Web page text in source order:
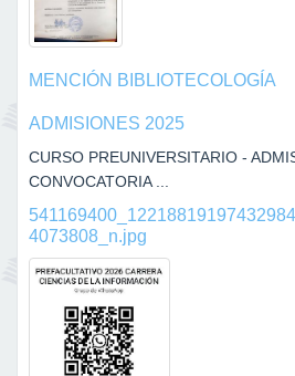
MENCIÓN BIBLIOTECOLOGÍA
ADMISIONES 2025
CURSO PREUNIVERSITARIO -
CONVOCATORIA ...
4073808_n.jpg